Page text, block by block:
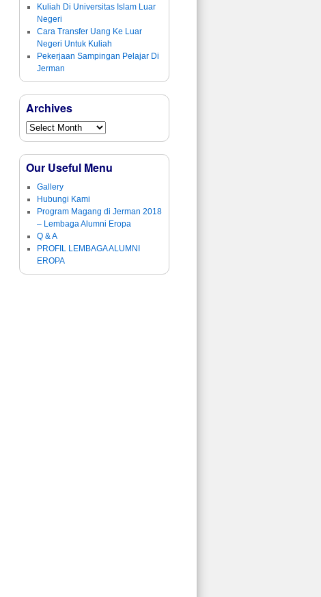
Kuliah Di Universitas Islam Luar
Negeri
Cara Transfer Uang Ke Luar
Negeri Untuk Kuliah
Pekerjaan Sampingan Pelajar Di
Jerman
Archives
Our Useful Menu
Gallery
Hubungi Kami
Program Magang di Jerman 2018
– Lembaga Alumni Eropa
Q & A
PROFIL LEMBAGA ALUMNI
EROPA